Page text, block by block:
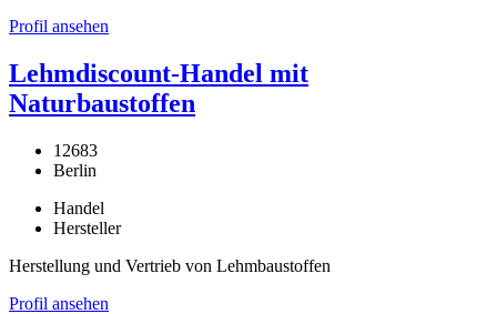
Profil ansehen
Lehmdiscount-Handel mit
Naturbaustoffen
12683
Berlin
Handel
Hersteller
Herstellung und Vertrieb von Lehmbaustoffen
Profil ansehen